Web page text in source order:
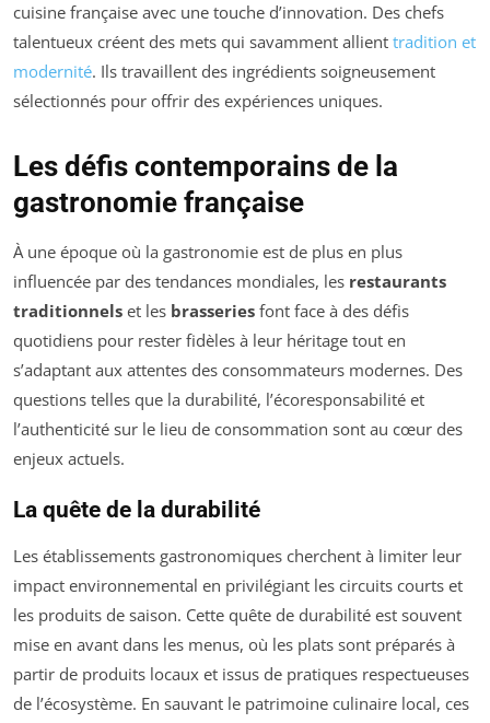
cuisine française avec une touche d’innovation. Des chefs
talentueux créent des mets qui savamment allient tradition et
modernité. Ils travaillent des ingrédients soigneusement
sélectionnés pour offrir des expériences uniques.
Les défis contemporains de la
gastronomie française
À une époque où la gastronomie est de plus en plus
influencée par des tendances mondiales, les restaurants
traditionnels et les brasseries font face à des défis
quotidiens pour rester fidèles à leur héritage tout en
s’adaptant aux attentes des consommateurs modernes. Des
questions telles que la durabilité, l’écoresponsabilité et
l’authenticité sur le lieu de consommation sont au cœur des
enjeux actuels.
La quête de la durabilité
Les établissements gastronomiques cherchent à limiter leur
impact environnemental en privilégiant les circuits courts et
les produits de saison. Cette quête de durabilité est souvent
mise en avant dans les menus, où les plats sont préparés à
partir de produits locaux et issus de pratiques respectueuses
de l’écosystème. En sauvant le patrimoine culinaire local, ces